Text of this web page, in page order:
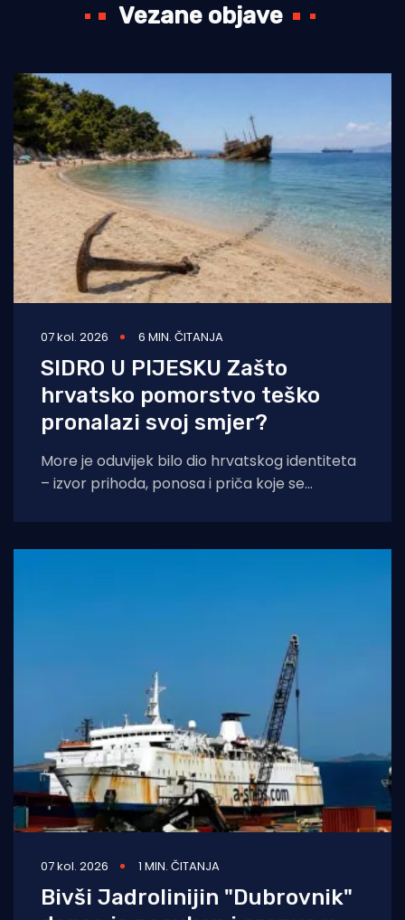
Vezane objave
07 kol. 2026 6 MIN. ČITANJA
SIDRO U PIJESKU Zašto
hrvatsko pomorstvo teško
pronalazi svoj smjer?
More je oduvijek bilo dio hrvatskog identiteta
– izvor prihoda, ponosa i priča koje se
07 kol. 2026 1 MIN. ČITANJA
Bivši Jadrolinijin "Dubrovnik"